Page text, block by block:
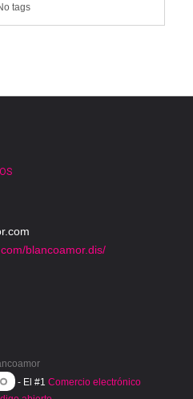
tags
blancoamor.dis/
- El #1 Comercio electrónico